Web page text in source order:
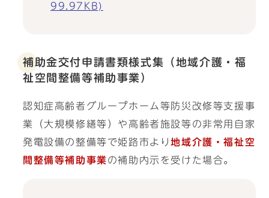
99.97KB)
補助金交付申請書類様式集（地域介護・福
祉空間整備等補助事業）
認知症高齢者グループホーム等防災改修等支援事
業（大規模修繕等）や高齢者施設等の非常用自家
発電設備の整備等で姫路市より地域介護・福祉空
間整備等補助事業の補助内示を受けた場合。